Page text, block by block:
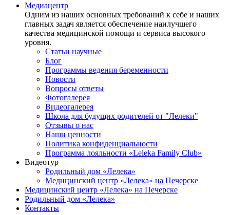
Медиацентр
Одним из наших основных требований к себе и наших
главных задач является обеспечение наилучшего
качества медицинской помощи и сервиса высокого
уровня.
Статьи научные
Блог
Программы ведения беременности
Новости
Вопросы ответы
Фотогалерея
Видеогалерея
Школа для будущих родителей от "Лелеки"
Отзывы о нас
Наши ценности
Политика конфиденциальности
Программа лояльности «Leleka Family Club»
Видеотур
Родильный дом «Лелека»
Медицинский центр «Лелека» на Печерске
Медицинский центр «Лелека» на Печерске
Родильный дом «Лелека»
Контакты